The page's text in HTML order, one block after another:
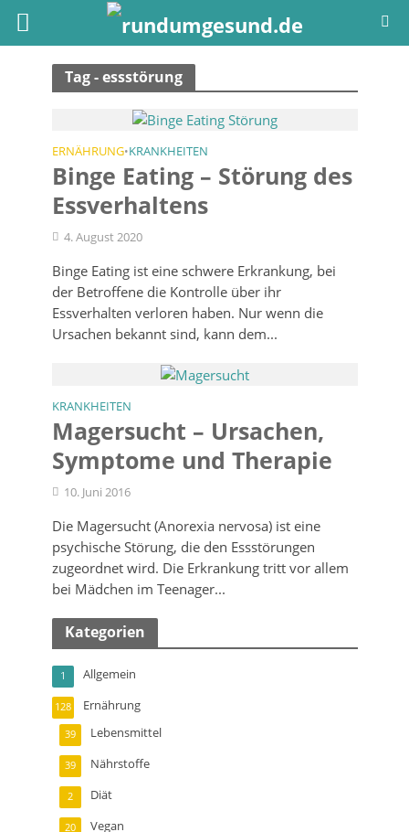
Tag - essstörung
ERNÄHRUNG•KRANKHEITEN
Binge Eating – Störung des
Essverhaltens
4. August 2020
Binge Eating ist eine schwere Erkrankung, bei
der Betroffene die Kontrolle über ihr
Essverhalten verloren haben. Nur wenn die
Ursachen bekannt sind, kann dem...
KRANKHEITEN
Magersucht – Ursachen,
Symptome und Therapie
10. Juni 2016
Die Magersucht (Anorexia nervosa) ist eine
psychische Störung, die den Essstörungen
zugeordnet wird. Die Erkrankung tritt vor allem
bei Mädchen im Teenager...
Kategorien
Allgemein
1
Ernährung
128
Lebensmittel
39
Nährstoffe
39
Diät
2
Vegan
20